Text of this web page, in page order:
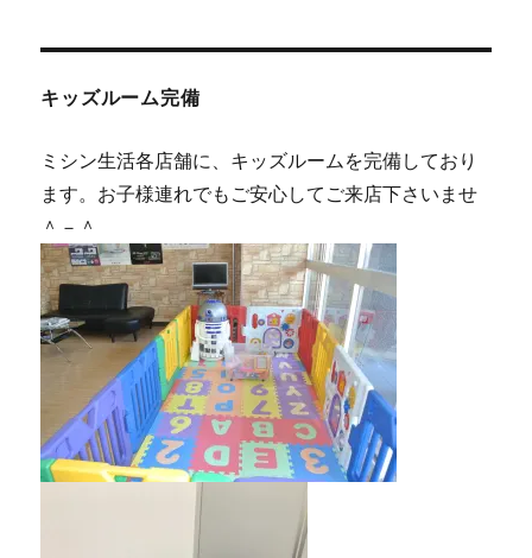
キッズルーム完備
ミシン生活各店舗に、キッズルームを完備しており
ます。お子様連れでもご安心してご来店下さいませ
＾－＾